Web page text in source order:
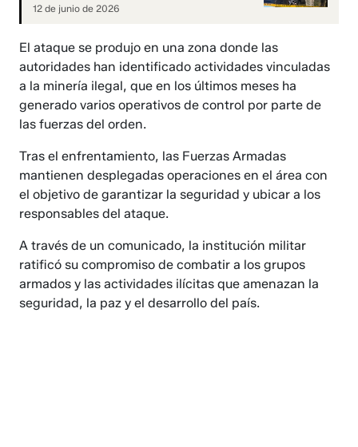
12 de junio de 2026
El ataque se produjo en una zona donde las
autoridades han identificado actividades vinculadas
a la minería ilegal, que en los últimos meses ha
generado varios operativos de control por parte de
las fuerzas del orden.
Tras el enfrentamiento, las Fuerzas Armadas
mantienen desplegadas operaciones en el área con
el objetivo de garantizar la seguridad y ubicar a los
responsables del ataque.
A través de un comunicado, la institución militar
ratificó su compromiso de combatir a los grupos
armados y las actividades ilícitas que amenazan la
seguridad, la paz y el desarrollo del país.